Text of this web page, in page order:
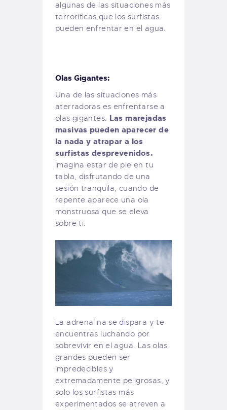
algunas de las situaciones más
terroríficas que los surfistas
pueden enfrentar en el agua.
Olas Gigantes:
Una de las situaciones más
aterradoras es enfrentarse a
olas gigantes. Las marejadas
masivas pueden aparecer de
la nada y atrapar a los
surfistas desprevenidos.
Imagina estar de pie en tu
tabla, disfrutando de una
sesión tranquila, cuando de
repente aparece una ola
monstruosa que se eleva
sobre ti.
La adrenalina se dispara y te
encuentras luchando por
sobrevivir en el agua. Las olas
grandes pueden ser
impredecibles y
extremadamente peligrosas, y
solo los surfistas más
experimentados se atreven a